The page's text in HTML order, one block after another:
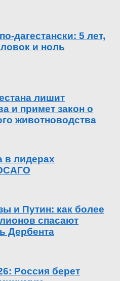
дагестански: 5 лет,
и ноль
лишит
и примет закон о
животноводства
в лидерах
и Путин: как более
спасают
Дербента
Россия берет